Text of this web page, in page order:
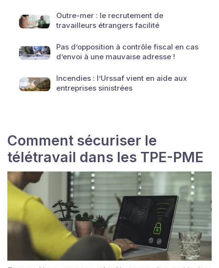
Outre-mer : le recrutement de
travailleurs étrangers facilité
Pas d’opposition à contrôle fiscal en cas
d’envoi à une mauvaise adresse !
Incendies : l’Urssaf vient en aide aux
entreprises sinistrées
Comment sécuriser le
télétravail dans les TPE-PME